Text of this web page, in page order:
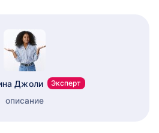
Джоли Эксперт
описание